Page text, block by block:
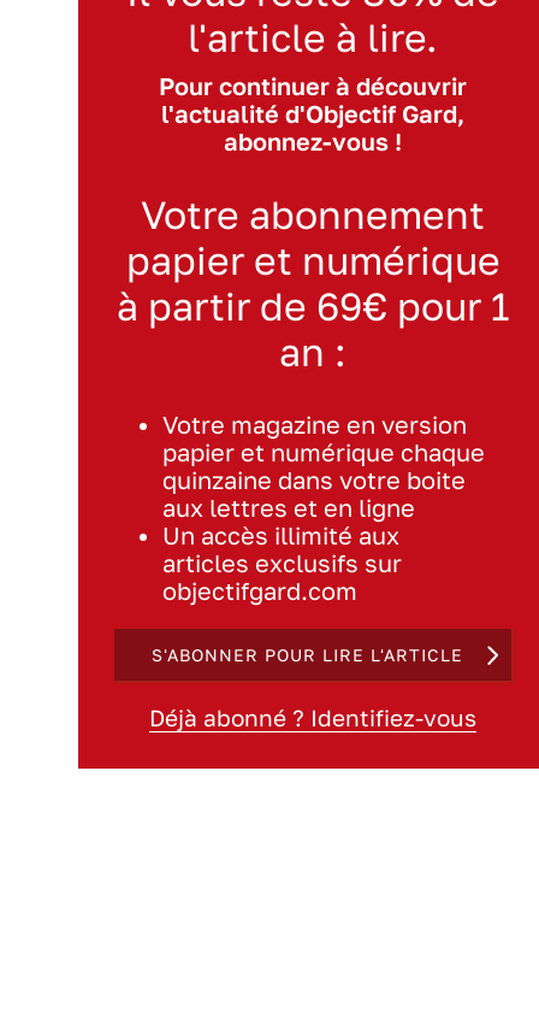
l'article à lire.
Pour continuer à découvrir
l'actualité d'Objectif Gard,
abonnez-vous !
Votre abonnement
papier et numérique
à partir de 69€ pour 1
an :
Votre magazine en version
papier et numérique chaque
quinzaine dans votre boite
aux lettres et en ligne
Un accès illimité aux
articles exclusifs sur
objectifgard.com
S'ABONNER POUR LIRE L'ARTICLE
Déjà abonné ? Identifiez-vous